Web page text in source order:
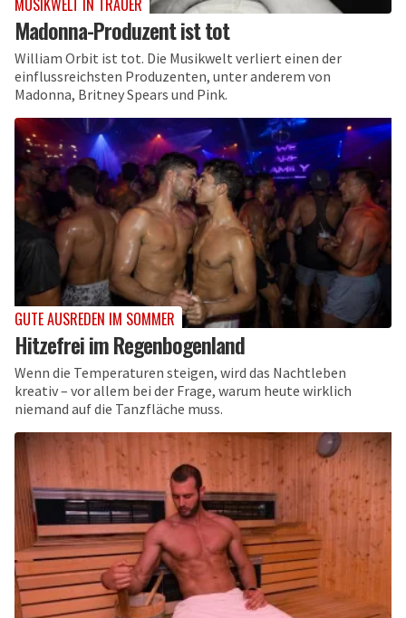
MUSIKWELT IN TRAUER
Madonna-Produzent ist tot
William Orbit ist tot. Die Musikwelt verliert einen der
einflussreichsten Produzenten, unter anderem von
Madonna, Britney Spears und Pink.
GUTE AUSREDEN IM SOMMER
Hitzefrei im Regenbogenland
Wenn die Temperaturen steigen, wird das Nachtleben
kreativ – vor allem bei der Frage, warum heute wirklich
niemand auf die Tanzfläche muss.